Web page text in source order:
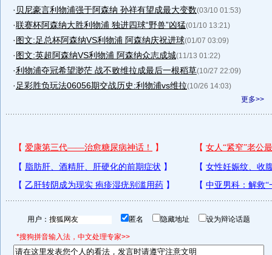
· 贝尼豪言利物浦强于阿森纳 孙祥有望成最大变数(03/10 01:53)
·联赛杯阿森纳大胜利物浦 独进四球“野兽”凶猛(01/10 13:21)
·图文:足总杯阿森纳VS利物浦 阿森纳庆祝进球(01/07 03:09)
·图文:英超阿森纳VS利物浦 阿森纳众志成城(11/13 01:22)
·利物浦夺冠希望渺茫 战不败维拉成最后一根稻草(10/27 22:09)
· 足彩胜负玩法06056期交战历史:利物浦vs维拉(10/26 14:03)
更多>>
用户： 匿名 隐藏地址 设为辩论话题
*搜狗拼音输入法，中文处理专家>>